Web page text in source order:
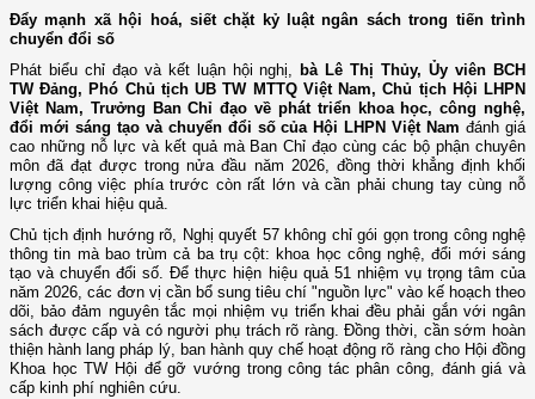
Đẩy mạnh xã hội hoá, siết chặt kỷ luật ngân sách trong tiến trình
chuyển đổi số
Phát biểu chỉ đạo và kết luận hội nghị, bà Lê Thị Thủy, Ủy viên BCH
TW Đảng, Phó Chủ tịch UB TW MTTQ Việt Nam, Chủ tịch Hội LHPN
Việt Nam, Trưởng Ban Chỉ đạo về phát triển khoa học, công nghệ,
đổi mới sáng tạo và chuyển đổi số của Hội LHPN Việt Nam đánh giá
cao những nỗ lực và kết quả mà Ban Chỉ đạo cùng các bộ phận chuyên
môn đã đạt được trong nửa đầu năm 2026, đồng thời khẳng định khối
lượng công việc phía trước còn rất lớn và cần phải chung tay cùng nỗ
lực triển khai hiệu quả.
Chủ tịch định hướng rõ, Nghị quyết 57 không chỉ gói gọn trong công nghệ
thông tin mà bao trùm cả ba trụ cột: khoa học công nghệ, đổi mới sáng
tạo và chuyển đổi số. Để thực hiện hiệu quả 51 nhiệm vụ trọng tâm của
năm 2026, các đơn vị cần bổ sung tiêu chí "nguồn lực" vào kế hoạch theo
dõi, bảo đảm nguyên tắc mọi nhiệm vụ triển khai đều phải gắn với ngân
sách được cấp và có người phụ trách rõ ràng. Đồng thời, cần sớm hoàn
thiện hành lang pháp lý, ban hành quy chế hoạt động rõ ràng cho Hội đồng
Khoa học TW Hội để gỡ vướng trong công tác phân công, đánh giá và
cấp kinh phí nghiên cứu.